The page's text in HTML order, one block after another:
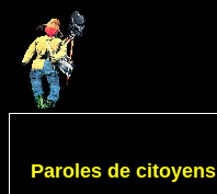
Paroles de citoyens